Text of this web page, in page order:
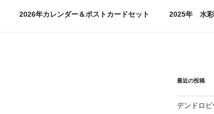
2026年カレンダー＆ポストカードセット 2025年 水
最近の投稿
デンドロ